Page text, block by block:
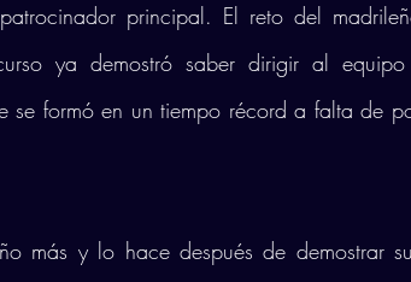
principal. El reto del
ya demostró saber dirigir al
se formó en un tiempo récord a falta de
más y lo hace después de demostrar